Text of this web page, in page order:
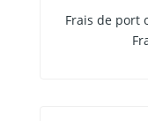
Frais de port